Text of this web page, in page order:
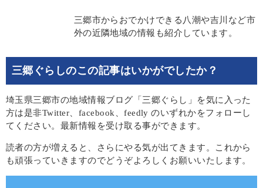
三郷市からおでかけできる八潮や吉川など市
外の近隣地域の情報も紹介しています。
三郷ぐらしのこの記事はいかがでしたか？
埼玉県三郷市の地域情報ブログ「三郷ぐらし」を気に入った
方は是非Twitter、facebook、feedly のいずれかをフォローし
てください。最新情報を受け取る事ができます。
読者の方が増えると、さらにやる気が出てきます。これから
も頑張っていきますのでどうぞよろしくお願いいたします。